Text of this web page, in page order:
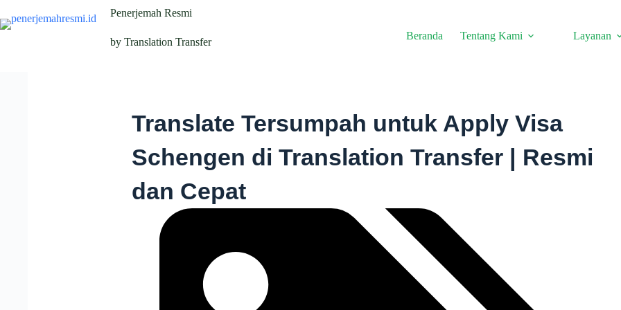
Penerjemah Resmi
by Translation Transfer
Beranda Tentang Kami Layanan
Translate Tersumpah untuk Apply Visa
Schengen di Translation Transfer | Resmi
dan Cepat